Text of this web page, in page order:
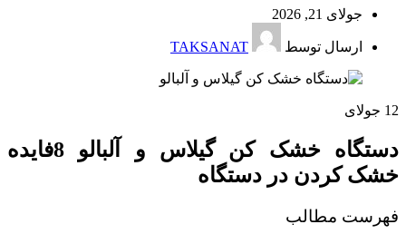
جولای 21, 2026
ارسال توسط TAKSANAT
12 جولای
دستگاه خشک کن گیلاس و آلبالو 8فایده
خشک کردن در دستگاه
فهرست مطالب